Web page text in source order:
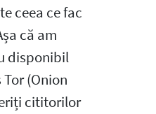
ceea ce fac
că am
disponibil
(Onion
cititorilor